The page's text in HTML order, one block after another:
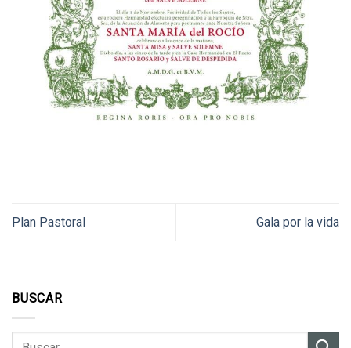
Plan Pastoral Gala por la vida
BUSCAR